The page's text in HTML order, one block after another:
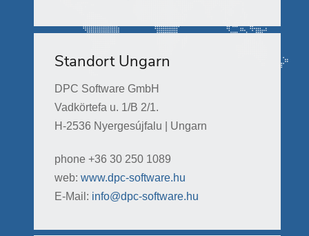
Standort Ungarn
DPC Software GmbH
Vadkörtefa u. 1/B 2/1.
H-2536 Nyergesújfalu | Ungarn
phone +36 30 250 1089
web: www.dpc-software.hu
E-Mail: info@dpc-software.hu